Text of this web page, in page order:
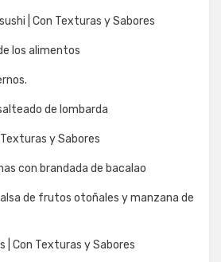
| Con Texturas y Sabores
los alimentos
de lombarda
y Sabores
con brandada de bacalao
de frutos otoñales y manzana de
| Con Texturas y Sabores